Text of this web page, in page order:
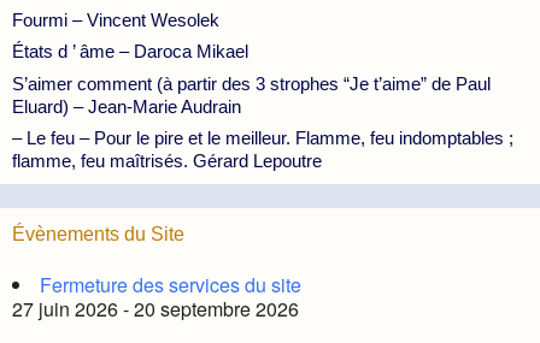
Fourmi – Vincent Wesolek
États d ’ âme – Daroca Mikael
S’aimer comment (à partir des 3 strophes “Je t’aime” de Paul
Eluard) – Jean-Marie Audrain
– Le feu – Pour le pire et le meilleur. Flamme, feu indomptables ;
flamme, feu maîtrisés. Gérard Lepoutre
Évènements du Site
Fermeture des services du site
27 juin 2026 - 20 septembre 2026